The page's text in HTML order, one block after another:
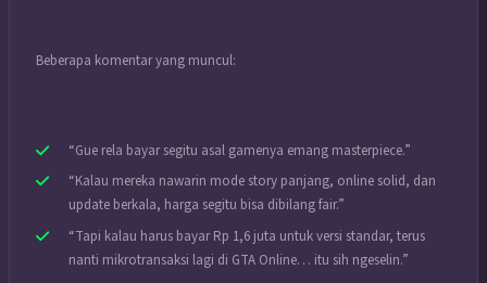
Beberapa komentar yang muncul:
“Gue rela bayar segitu asal gamenya emang masterpiece.”
“Kalau mereka nawarin mode story panjang, online solid, dan
update berkala, harga segitu bisa dibilang fair.”
“Tapi kalau harus bayar Rp 1,6 juta untuk versi standar, terus
nanti mikrotransaksi lagi di GTA Online… itu sih ngeselin.”